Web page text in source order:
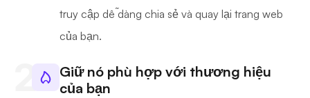
truy cập dễ dàng chia sẻ và quay lại trang web
của bạn.
Giữ nó phù hợp với thương hiệu
của bạn